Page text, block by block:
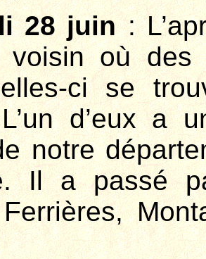
28 juin:
voisin où des
ci se
L’un d’eux a
notre
Il a passé